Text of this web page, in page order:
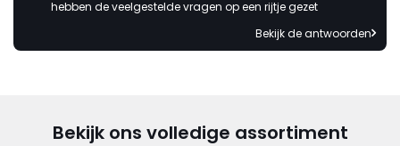
hebben de veelgestelde vragen op een rijtje gezet
Bekijk de antwoorden
Bekijk ons volledige assortiment